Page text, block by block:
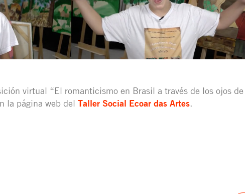
virtual “El romanticismo en Brasil a través de los ojos de
la página web del Taller Social Ecoar das Artes.